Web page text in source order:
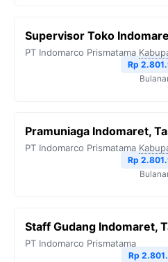
Supervisor Toko
PT Indomarco Prismatama
Rp
Pramuniaga Indomaret,
PT Indomarco Prismatama
Rp
Staff Gudang Indomaret,
PT Indomarco Prismatama
Rp